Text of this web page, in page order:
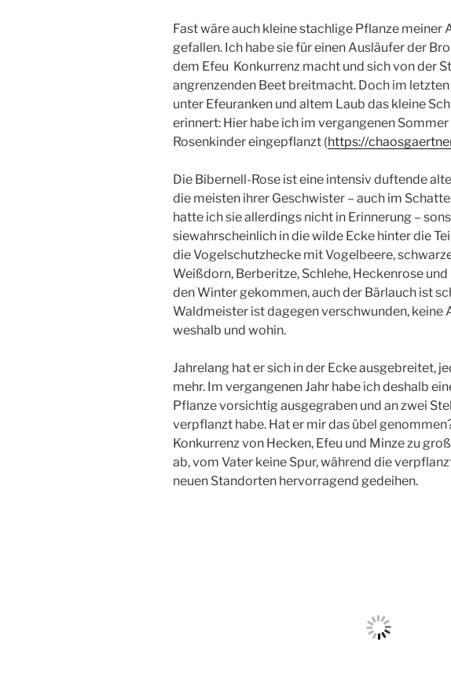
Fast wäre auch kleine stachlige Pflanze meiner
gefallen. Ich habe sie für einen Ausläufer der
dem Efeu Konkurrenz macht und sich von der
angrenzenden Beet breitmacht. Doch im
unter Efeuranken und altem Laub das kleine
erinnert: Hier habe ich im vergangenen
Rosenkinder eingepflanzt (https://
Die Bibernell-Rose ist eine intensiv duftende
die meisten ihrer Geschwister – auch im
hatte ich sie allerdings nicht in Erinnerung –
siewahrscheinlich in die wilde Ecke hinter die
die Vogelschutzhecke mit Vogelbeere,
Weißdorn, Berberitze, Schlehe, Heckenrose
den Winter gekommen, auch der Bärlauch ist
Waldmeister ist dagegen verschwunden, keine
weshalb und wohin.
Jahrelang hat er sich in der Ecke ausgebreitet,
mehr. Im vergangenen Jahr habe ich deshalb
Pflanze vorsichtig ausgegraben und an zwei
verpflanzt habe. Hat er mir das übel
Konkurrenz von Hecken, Efeu und Minze zu
ab, vom Vater keine Spur, während die
neuen Standorten hervorragend gedeihen.
geschenkt, als ich ihr von den Pfingstrosen im